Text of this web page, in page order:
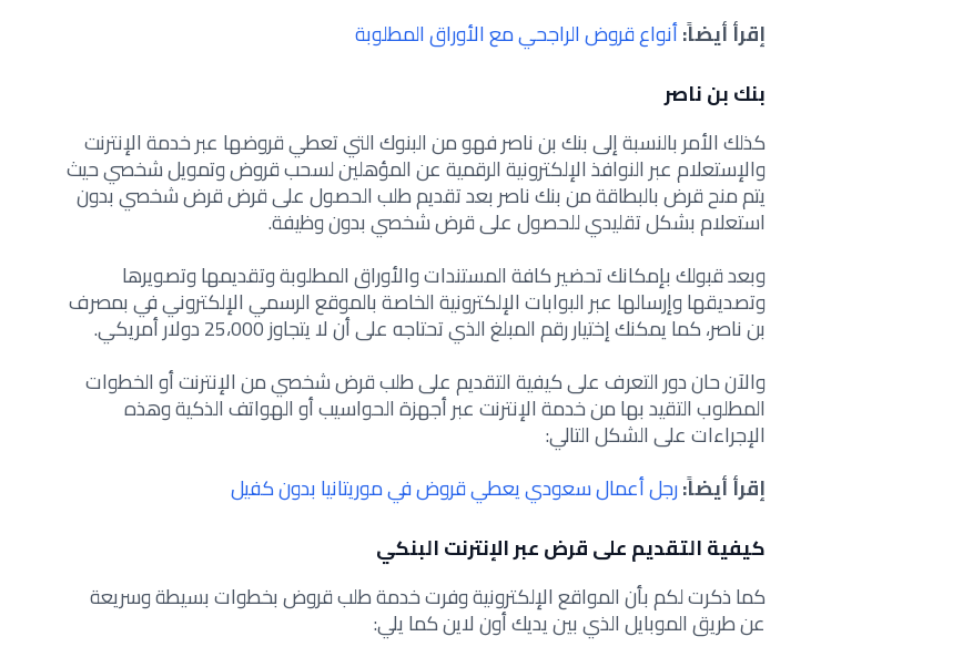
إقرأ أيضاً:أنواع قروض الراجحي مع الأوراق المطلوبة
بنك بن ناصر
كذلك الأمر بالنسبة إلى بنك بن ناصر فهو من البنوك التي تعطي قروضها عبر خدمة الإنترنت
والإستعلام عبر النوافذ الإلكترونية الرقمية عن المؤهلين لسحب قروض وتمويل شخصي حيث
يتم منح قرض بالبطاقة من بنك ناصر بعد تقديم طلب الحصول على قرض قرض شخصي بدون
استعلام بشكل تقليدي للحصول على قرض شخصي بدون وظيفة.
وبعد قبولك بإمكانك تحضير كافة المستندات والأوراق المطلوبة وتقديمها وتصويرها
وتصديقها وإرسالها عبر البوابات الإلكترونية الخاصة بالموقع الرسمي الإلكتروني في بمصرف
بن ناصر، كما يمكنك إختيار رقم المبلغ الذي تحتاجه على أن لا يتجاوز 25،000 دولار أمريكي.
والآن حان دور التعرف على كيفية التقديم على طلب قرض شخصي من الإنترنت أو الخطوات
المطلوب التقيد بها من خدمة الإنترنت عبر أجهزة الحواسيب أو الهواتف الذكية وهذه
الإجراءات على الشكل التالي:
إقرأ أيضاً:رجل أعمال سعودي يعطي قروض في موريتانيا بدون كفيل
كيفية التقديم على قرض عبر الإنترنت البنكي
كما ذكرت لكم بأن المواقع الإلكترونية وفرت خدمة طلب قروض بخطوات بسيطة وسريعة
عن طريق الموبايل الذي بين يديك أون لاين كما يلي: